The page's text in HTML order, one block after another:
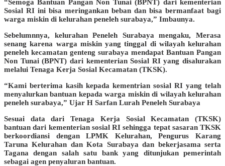
“Semoga Bantuan Pangan Non Tunai (BPNT) dari kementerian
Sosial RI ini bisa meringankan beban dan bisa bermanfaat bagi
warga miskin di kelurahan peneleh surabaya,” Imbaunya.
Sebelumnnya, kelurahan Peneleh Surabaya mengaku, Merasa
senang karena warga miskin yang tinggal di wilayah kelurahan
peneleh kecamatan genteng surabaya mendapat Bantuan Pangan
Non Tunai (BPNT) dari kementerian Sosial RI yang disalurakan
melalui Tenaga Kerja Sosial Kecamatan (TKSK).
“Kami berterima kasih kepada kementrian sosial RI yang telah
menyalurkan bantuan kepada warga miskin di wilayah kelurahan
peneleh surabaya,” Ujar H Sarfan Lurah Peneleh Surabaya
Sesuai data dari Tenaga Kerja Sosial Kecamatan (TKSK)
bantuan dari kementerian sosial RI sehingga tepat sasaran TKSK
berkoordiansi dengan LPMK Kelurahan, Pengurus Karang
Taruna Kelurahan dan Kota Surabaya dan bekerjasama serta
Tagana dengan salah satu bank yang ditunjukan pemerintah
sebagai agen penyaluran bantuan.